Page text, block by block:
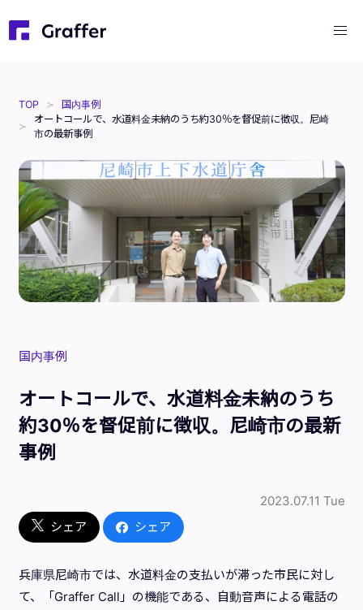
TOP
国内事例
オートコールで、水道料金未納のうち約30％を督促前に徴収。尼崎
市の最新事例
国内事例
オートコールで、水道料金未納のうち
約30％を督促前に徴収。尼崎市の最新
事例
2023.07.11 Tue
シェア
シェア
兵庫県尼崎市では、水道料金の支払いが滞った市民に対し
て、「Graffer Call」の機能である、自動音声による電話の